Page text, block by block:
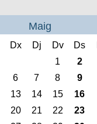
Maig
Dx Dj Dv Ds
1
2
6 7 8 9
13 14 15 16
20 21 22 23